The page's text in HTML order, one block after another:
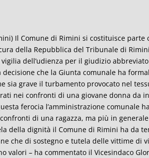
Il Comune di Rimini si costituisce parte
della Repubblica del Tribunale di
dell’udienza per il giudizio
decisione che la Giunta comunale ha
sia grave il turbamento provocato nel
nei confronti di una giovane donna da
ferocia l’amministrazione comunale
di una ragazza, ma più in
della dignità il Comune di Rimini ha da
che di sostegno e tutela delle vittime di
valori – ha commentato il Vicesindaco